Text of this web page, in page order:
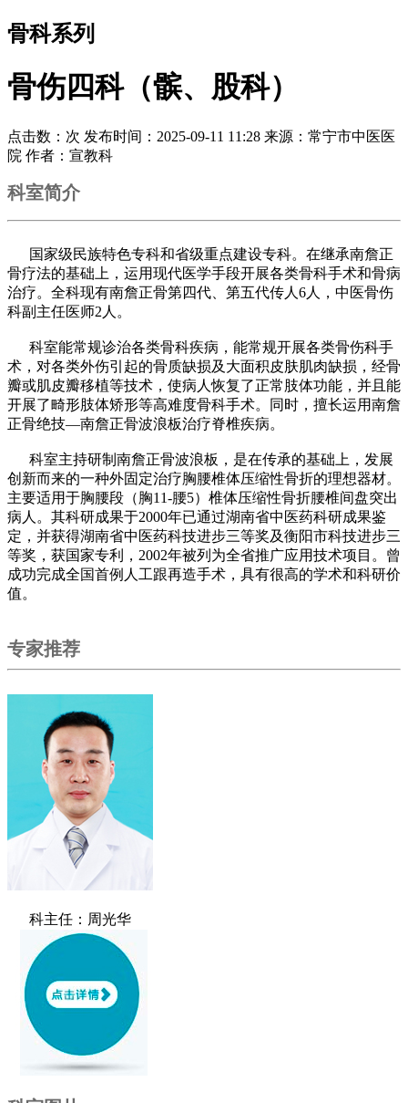
骨科系列
骨伤四科（髌、股科）
点击数： 次 发布时间：2025-09-11 11:28 来源：常宁市中医医
院 作者：宣教科
科室简介
国家级民族特色专科和省级重点建设专科。在继承南詹正
骨疗法的基础上，运用现代医学手段开展各类骨科手术和骨病
治疗。全科现有南詹正骨第四代、第五代传人6人，中医骨伤
科副主任医师2人。
科室能常规诊治各类骨科疾病，能常规开展各类骨伤科手
术，对各类外伤引起的骨质缺损及大面积皮肤肌肉缺损，经骨
瓣或肌皮瓣移植等技术，使病人恢复了正常肢体功能，并且能
开展了畸形肢体矫形等高难度骨科手术。同时，擅长运用南詹
正骨绝技—南詹正骨波浪板治疗脊椎疾病。
科室主持研制南詹正骨波浪板，是在传承的基础上，发展
创新而来的一种外固定治疗胸腰椎体压缩性骨折的理想器材。
主要适用于胸腰段（胸11-腰5）椎体压缩性骨折腰椎间盘突出
病人。其科研成果于2000年已通过湖南省中医药科研成果鉴
定，并获得湖南省中医药科技进步三等奖及衡阳市科技进步三
等奖，获国家专利，2002年被列为全省推广应用技术项目。曾
成功完成全国首例人工跟再造手术，具有很高的学术和科研价
值。
专家推荐
科主任：周光华